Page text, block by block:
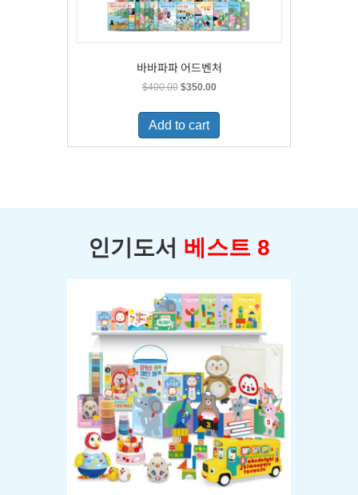
바바파파 어드벤처
$400.00 Original
was:
$400.00.
$350.00Current
is:
Add to cart
인기도서 베스트 8